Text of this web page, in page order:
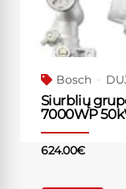
Bosch
Siurblių
7000WP
624.00€